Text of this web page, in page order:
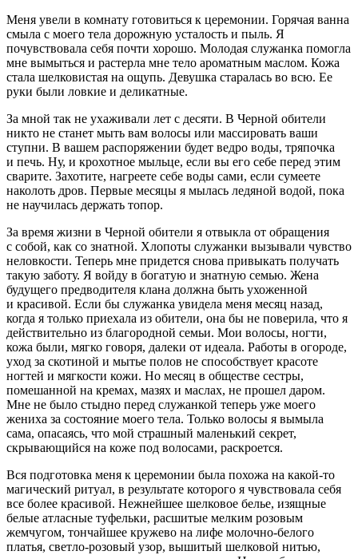
Меня увели в комнату готовиться к церемонии. Горячая ванна
смыла с моего тела дорожную усталость и пыль. Я
почувствовала себя почти хорошо. Молодая служанка помогла
мне вымыться и растерла мне тело ароматным маслом. Кожа
стала шелковистая на ощупь. Девушка старалась во всю. Ее
руки были ловкие и деликатные.
За мной так не ухаживали лет с десяти. В Черной обители
никто не станет мыть вам волосы или массировать ваши
ступни. В вашем распоряжении будет ведро воды, тряпочка
и печь. Ну, и крохотное мыльце, если вы его себе перед этим
сварите. Захотите, нагреете себе воды сами, если сумеете
наколоть дров. Первые месяцы я мылась ледяной водой, пока
не научилась держать топор.
За время жизни в Черной обители я отвыкла от обращения
с собой, как со знатной. Хлопоты служанки вызывали чувство
неловкости. Теперь мне придется снова привыкать получать
такую заботу. Я войду в богатую и знатную семью. Жена
будущего предводителя клана должна быть ухоженной
и красивой. Если бы служанка увидела меня месяц назад,
когда я только приехала из обители, она бы не поверила, что я
действительно из благородной семьи. Мои волосы, ногти,
кожа были, мягко говоря, далеки от идеала. Работы в огороде,
уход за скотиной и мытье полов не способствует красоте
ногтей и мягкости кожи. Но месяц в обществе сестры,
помешанной на кремах, мазях и маслах, не прошел даром.
Мне не было стыдно перед служанкой теперь уже моего
жениха за состояние моего тела. Только волосы я вымыла
сама, опасаясь, что мой страшный маленький секрет,
скрывающийся на коже под волосами, раскроется.
Вся подготовка меня к церемонии была похожа на какой-то
магический ритуал, в результате которого я чувствовала себя
все более красивой. Нежнейшее шелковое белье, изящные
белые атласные туфельки, расшитые мелким розовым
жемчугом, тончайшее кружево на лифе молочно-белого
платья, светло-розовый узор, вышитый шелковой нитью,